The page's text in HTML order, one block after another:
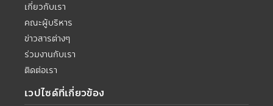
เกี่ยวกับเรา
คณะผู้บริหาร
ข่าวสารต่างๆ
ร่วมงานกับเรา
ติดต่อเรา
เวปไซด์ที่เกี่ยวข้อง